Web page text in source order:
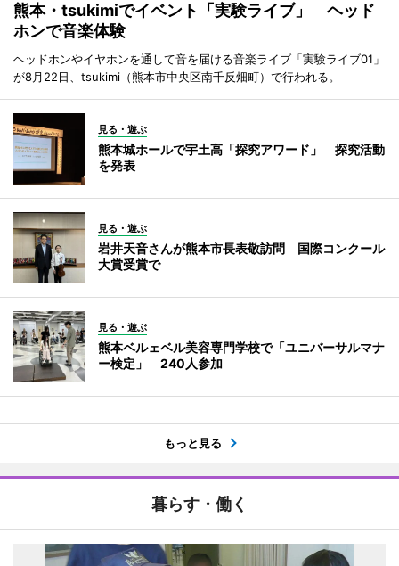
熊本・tsukimiでイベント「実験ライブ」 ヘッド
ホンで音楽体験
ヘッドホンやイヤホンを通して音を届ける音楽ライブ「実験ライブ01」
が8月22日、tsukimi（熊本市中央区南千反畑町）で行われる。
見る・遊ぶ
熊本城ホールで宇土高「探究アワード」 探究活動
を発表
見る・遊ぶ
岩井天音さんが熊本市長表敬訪問 国際コンクール
大賞受賞で
見る・遊ぶ
熊本ベルェベル美容専門学校で「ユニバーサルマナ
ー検定」 240人参加
もっと見る
暮らす・働く